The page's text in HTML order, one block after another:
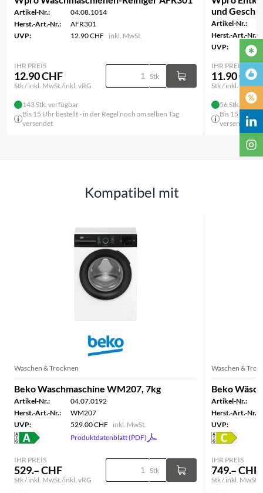
Artikel-Nr.:
04.08.1014
Herst.-Art.-Nr.:
AFR301
UVP:
12.90 CHF inkl. MwSt.
IHR PREIS
12.90 CHF
Stk / inkl. MwSt./inkl. vRG
Stk
143 Stk. verfügbar
Bis 15 Uhr bestellt - in der Regel noch am selben Tag
versendet
und
Artikel-Nr.:
Herst.-Art.-Nr.:
UVP:
IHR PREIS
11.90 CHF
Stk / inkl.
56 Stk.
Bis 15 Uhr
versendet
Kompatibel mit
Waschen & Trocknen
Beko Waschmaschine WM207, 7kg
Artikel-Nr.:
04.07.0192
Herst.-Art.-Nr.:
WM207
UVP:
529.00 CHF inkl. MwSt.
Produktdatenblatt (PDF)
IHR PREIS
529.– CHF
Stk / inkl. MwSt./inkl. vRG
Stk
Waschen &
Beko
Artikel-Nr.:
Herst.-Art.-Nr.:
UVP:
IHR PREIS
749.– CHF
Stk / inkl.